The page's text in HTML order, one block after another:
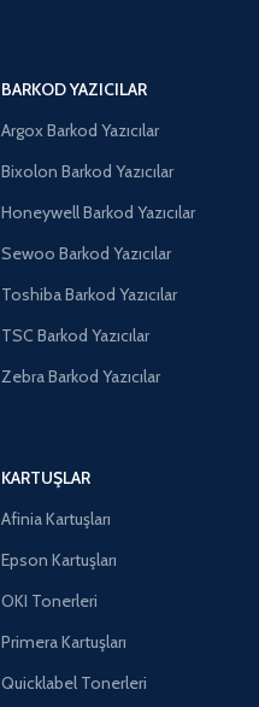
BARKOD YAZICILAR
Argox Barkod Yazıcılar
Bixolon Barkod Yazıcılar
Honeywell Barkod Yazıcılar
Sewoo Barkod Yazıcılar
Toshiba Barkod Yazıcılar
TSC Barkod Yazıcılar
Zebra Barkod Yazıcılar
KARTUŞLAR
Afinia Kartuşları
Epson Kartuşları
OKI Tonerleri
Primera Kartuşları
Quicklabel Tonerleri